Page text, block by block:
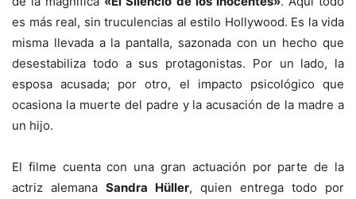
es más real, sin truculencias al estilo Hollywood. Es la vida
misma llevada a la pantalla, sazonada con un hecho que
desestabiliza todo a sus protagonistas. Por un lado, la
esposa acusada; por otro, el impacto psicológico que
ocasiona la muerte del padre y la acusación de la madre a
un hijo.
El filme cuenta con una gran actuación por parte de la
actriz alemana Sandra Hüller, quien entrega todo por